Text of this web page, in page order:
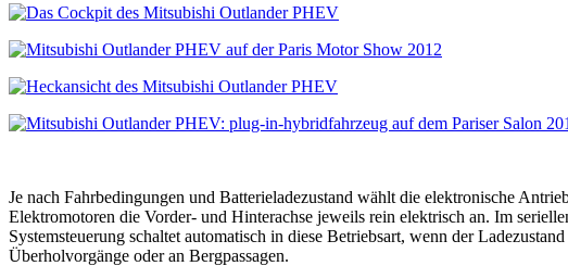
Je nach Fahrbedingungen und Batterieladezustand wählt die elektronische
Elektromotoren die Vorder- und Hinterachse jeweils rein elektrisch an. Im
Systemsteuerung schaltet automatisch in diese Betriebsart, wenn der
Überholvorgänge oder an Bergpassagen.